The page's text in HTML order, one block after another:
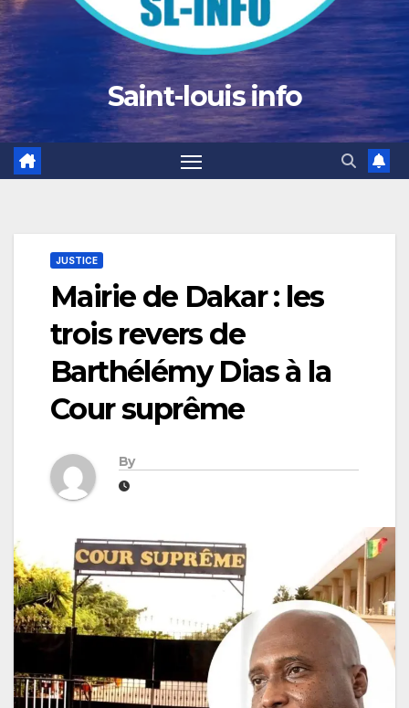
Saint-louis info
JUSTICE
Mairie de Dakar : les
trois revers de
Barthélémy Dias à la
Cour suprême
By